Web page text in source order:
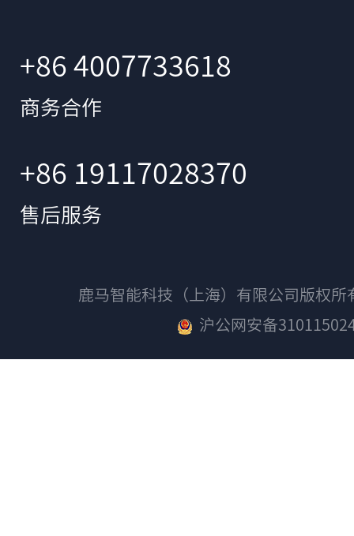
+86 4007733618
商务合作
+86 19117028370
售后服务
鹿马智能科技（上海）有限公司版权
沪公网安备